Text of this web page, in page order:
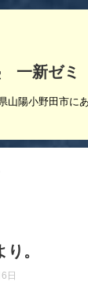
一新ゼミ
山陽小野田市に
。
日